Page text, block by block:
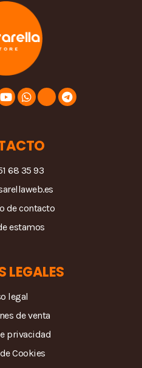
68 35 93
de contacto
estamos
LEGALES
legal
de venta
privacidad
Cookies